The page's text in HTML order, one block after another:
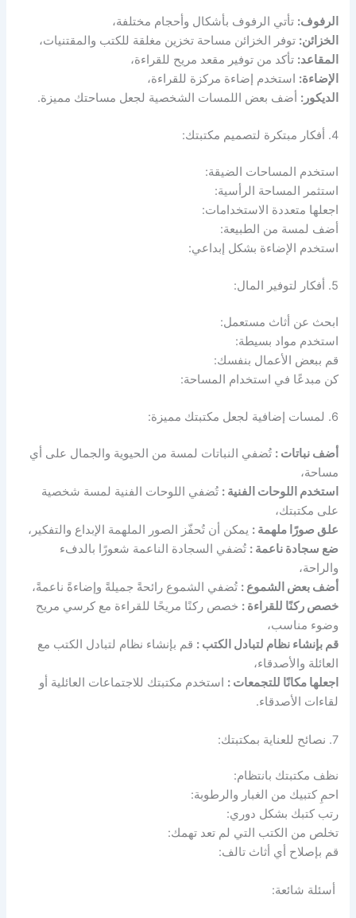
الرفوف: تأتي الرفوف بأشكال وأحجام مختلفة،
الخزائن: توفر الخزائن مساحة تخزين مغلقة للكتب والمقتنيات،
المقاعد: تأكد من توفير مقعد مريح للقراءة،
الإضاءة: استخدم إضاءة مركزة للقراءة،
الديكور: أضف بعض اللمسات الشخصية لجعل مساحتك مميزة.
4. أفكار مبتكرة لتصميم مكتبتك:
استخدم المساحات الضيقة:
استثمر المساحة الرأسية:
اجعلها متعددة الاستخدامات:
أضف لمسة من الطبيعة:
استخدم الإضاءة بشكل إبداعي:
5. أفكار لتوفير المال:
ابحث عن أثاث مستعمل:
استخدم مواد بسيطة:
قم ببعض الأعمال بنفسك:
كن مبدعًا في استخدام المساحة:
6. لمسات إضافية لجعل مكتبتك مميزة:
أضف نباتات : تُضفي النباتات لمسة من الحيوية والجمال على أي
مساحة،
استخدم اللوحات الفنية : تُضفي اللوحات الفنية لمسة شخصية
على مكتبتك،
علق صورًا ملهمة : يمكن أن تُحفّز الصور الملهمة الإبداع والتفكير،
ضع سجادة ناعمة : تُضفي السجادة الناعمة شعورًا بالدفء
والراحة،
أضف بعض الشموع : تُضفي الشموع رائحةً جميلةً وإضاءةً ناعمةً،
خصص ركنًا للقراءة : خصص ركنًا مريحًا للقراءة مع كرسي مريح
وضوء مناسب،
قم بإنشاء نظام لتبادل الكتب : قم بإنشاء نظام لتبادل الكتب مع
العائلة والأصدقاء،
اجعلها مكانًا للتجمعات : استخدم مكتبتك للاجتماعات العائلية أو
لقاءات الأصدقاء.
7. نصائح للعناية بمكتبتك:
نظف مكتبتك بانتظام:
احمِ كتبيك من الغبار والرطوبة:
رتب كتبك بشكل دوري:
تخلص من الكتب التي لم تعد تهمك:
قم بإصلاح أي أثاث تالف:
أسئلة شائعة: